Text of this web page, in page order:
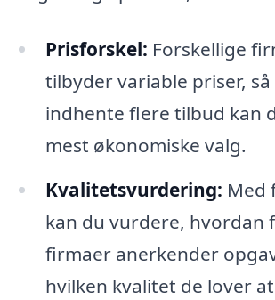
Prisforskel: Forskellige
tilbyder variable priser, så
indhente flere tilbud kan
mest økonomiske valg.
Kvalitetsvurdering: Med
kan du vurdere, hvordan
firmaer anerkender
hvilken kvalitet de lover